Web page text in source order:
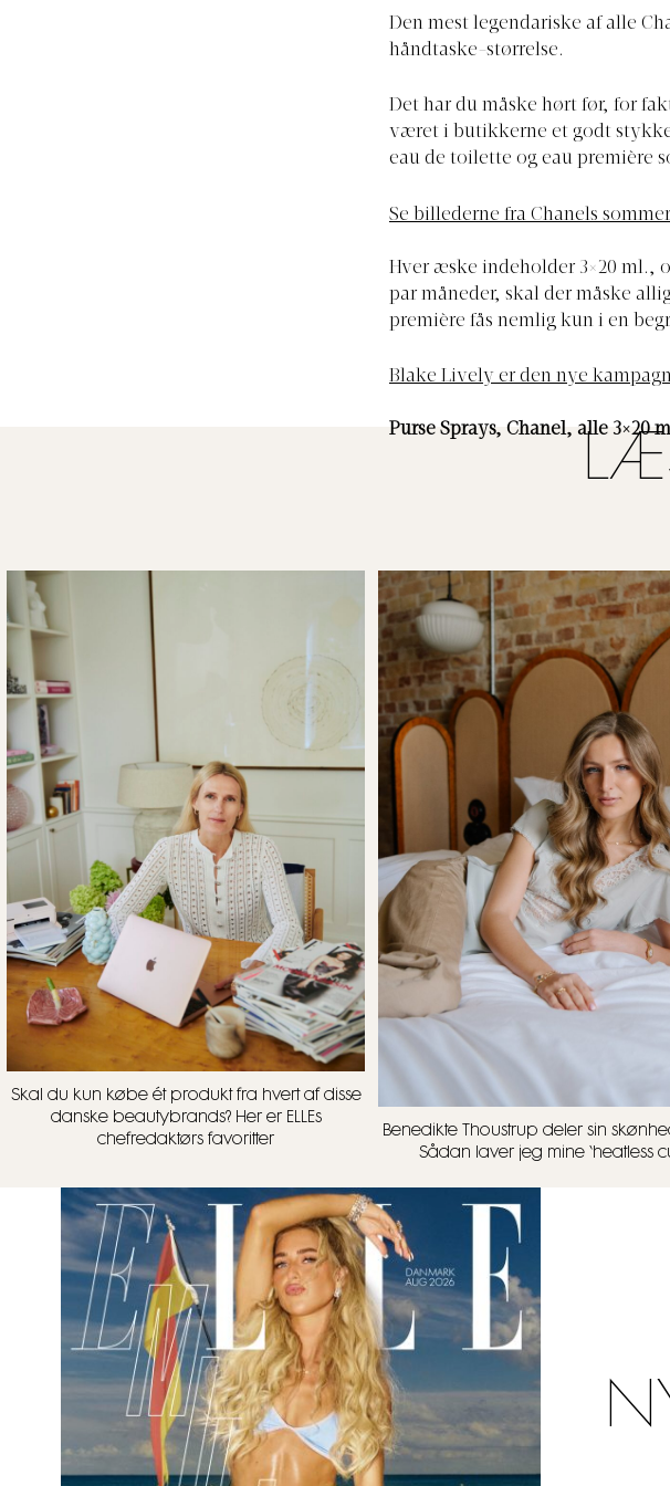
Den mest legendariske af alle
håndtaske-størrelse.
Det har du måske hørt før, for
været i butikkerne et godt
eau de toilette og eau première
Se billederne fra Chanels
Hver æske indeholder 3×20 ml.,
par måneder, skal der måske
première fås nemlig kun i en
Blake Lively er den nye
Purse Sprays, Chanel, alle 3×20
Skal du kun købe ét produkt fra hvert af disse
danske beautybrands? Her er ELLEs
chefredaktørs favoritter
Benedikte Thoustrup deler sin
Sådan laver jeg mine ‘heatless